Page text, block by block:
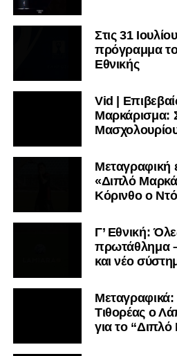
Στις 31
πρόγραμμα
Εθνικής
Vid |
Μαρκάρισμα:
Μεταγραφική
«Διπλό
Κόρινθο ο
Γ’ Εθνική:
πρωτάθλημα
και νέο
Τιθορέας ο
για το